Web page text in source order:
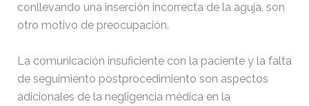
conllevando una inserción incorrecta de la aguja, son
otro motivo de preocupación.
La comunicación insuficiente con la paciente y la falta
de seguimiento postprocedimiento son aspectos
adicionales de la negligencia médica en la